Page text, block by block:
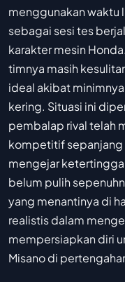
menggunakan waktu
sebagai sesi tes
karakter mesin
timnya masih
ideal akibat
kering. Situasi ini
pembalap rival telah
kompetitif sepanjang
mengejar
belum pulih
yang menantinya di
realistis dalam
mempersiapkan diri
Misano di